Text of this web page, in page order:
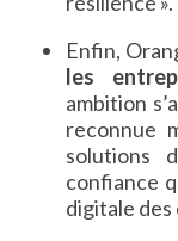
Enfin,
les
ambition
reconnue
solutions
confiance
digitale des